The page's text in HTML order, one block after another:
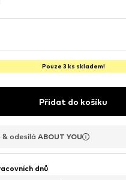
Pouze 3 ks skladem!
Přidat do košíku
& odesílá ABOUT YOU
& odesílá ABOUT YOU
& odesílá ABOUT YOU
dnů